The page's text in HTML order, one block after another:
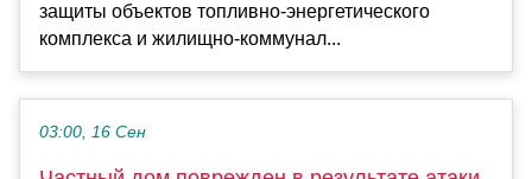
защиты объектов топливно-энергетического
комплекса и жилищно-коммунал...
03:00, 16 Сен